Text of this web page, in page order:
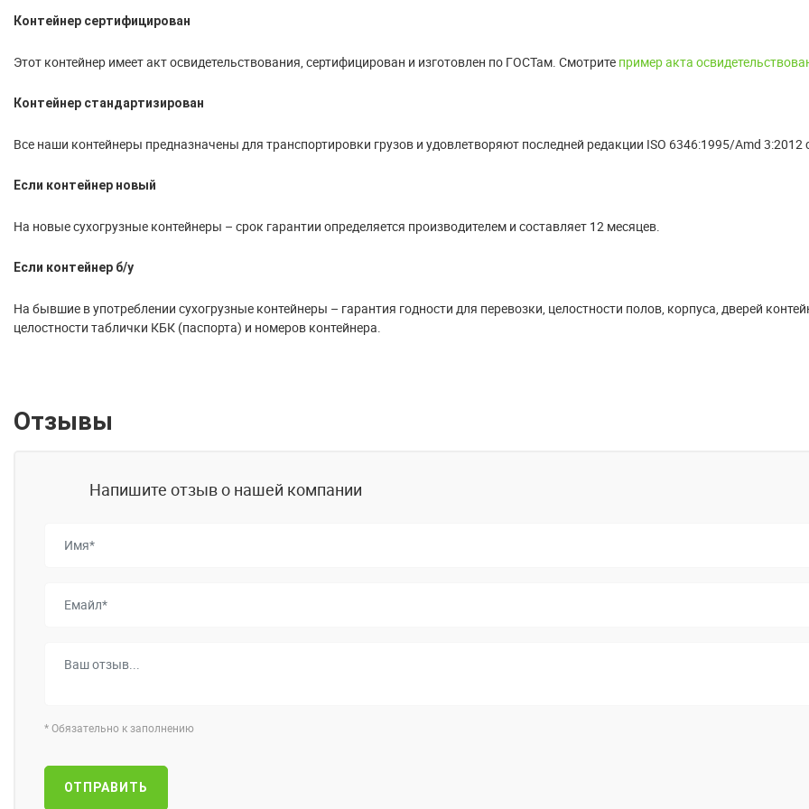
Контейнер сертифицирован
Этот контейнер имеет акт освидетельствования, сертифицирован и изготовлен по ГОСТам. Смотрите пример акта
Контейнер стандартизирован
Все наши контейнеры предназначены для транспортировки грузов и удовлетворяют последней редакции ISO 6346:1995/Amd 3:2012
Если контейнер новый
На новые сухогрузные контейнеры – срок гарантии определяется производителем и составляет 12 месяцев.
Если контейнер б/у
На бывшие в употреблении сухогрузные контейнеры – гарантия годности для перевозки, целостности полов, корпуса, дверей
целостности таблички КБК (паспорта) и номеров контейнера.
Отзывы
Напишите отзыв о нашей компании
*Обязательно к заполнению
ОТПРАВИТЬ